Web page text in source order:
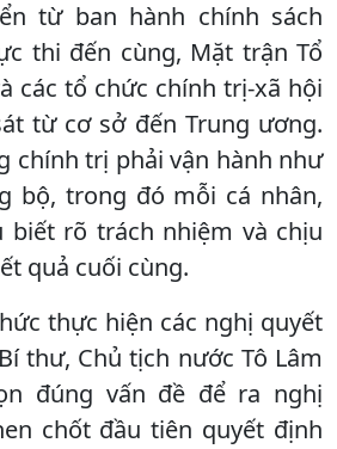
từ ban hành chính sách
thi đến cùng, Mặt trận Tổ
các tổ chức chính trị-xã hội
từ cơ sở đến Trung ương.
chính trị phải vận hành như
bộ, trong đó mỗi cá nhân,
biết rõ trách nhiệm và chịu
quả cuối cùng.
thực hiện các nghị quyết
thư, Chủ tịch nước Tô Lâm
đúng vấn đề để ra nghị
chốt đầu tiên quyết định